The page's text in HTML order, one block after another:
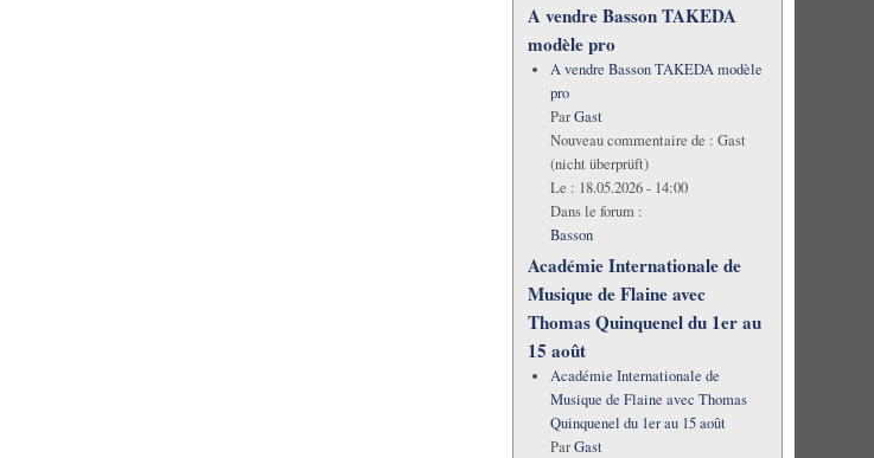
A vendre Basson TAKEDA
modèle pro
A vendre Basson TAKEDA modèle
pro
ParGast
Nouveau commentaire de : Gast
(nicht überprüft)
Le : 18.05.2026 - 14:00
Dans le forum :
Basson
Académie Internationale de
Musique de Flaine avec
Thomas Quinquenel du 1er au
15 août
Académie Internationale de
Musique de Flaine avec Thomas
Quinquenel du 1er au 15 août
ParGast